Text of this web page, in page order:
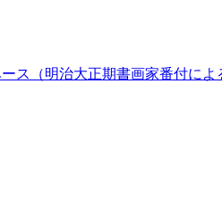
ス（明治大正期書画家番付によ